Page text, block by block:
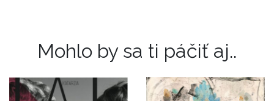
Mohlo by sa ti páčiť aj..